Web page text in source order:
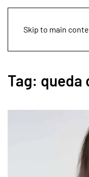
Skip to main
Tag: queda